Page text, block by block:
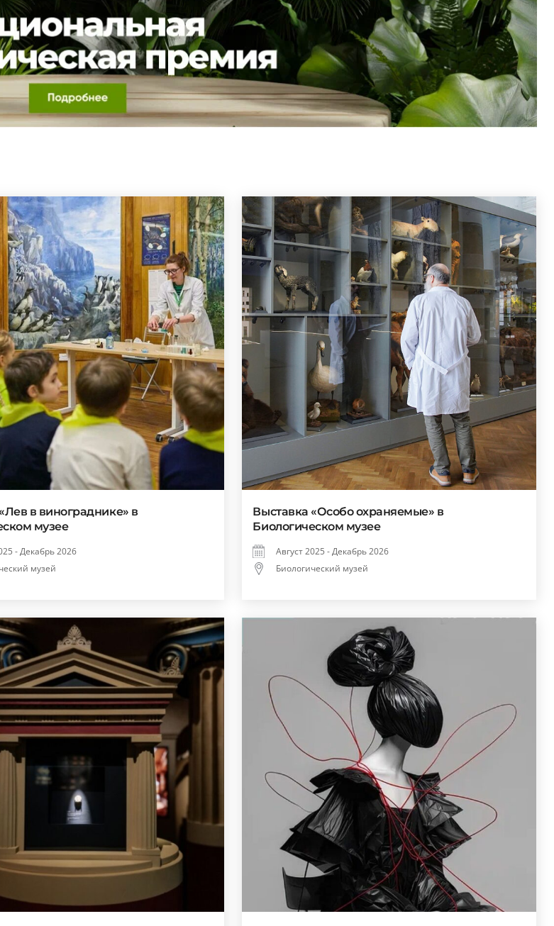
в винограднике» в
музее
- Декабрь 2026
музей
Выставка «Особо охраняемые» в
Биологическом музее
Август 2025 - Декабрь 2026
Биологический музей